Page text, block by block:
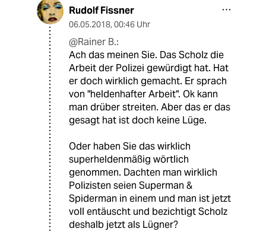
Rudolf Fissner
06.05.2018, 00:46 Uhr
@Rainer B.:
Ach das meinen Sie. Das Scholz die
Arbeit der Polizei gewürdigt hat. Hat
er doch wirklich gemacht. Er sprach
von "heldenhafter Arbeit". Ok kann
man drüber streiten. Aber das er das
gesagt hat ist doch keine Lüge.
Oder haben Sie das wirklich
superheldenmäßig wörtlich
genommen. Dachten man wirklich
Polizisten seien Superman &
Spiderman in einem und man ist jetzt
voll entäuscht und bezichtigt Scholz
deshalb jetzt als Lügner?